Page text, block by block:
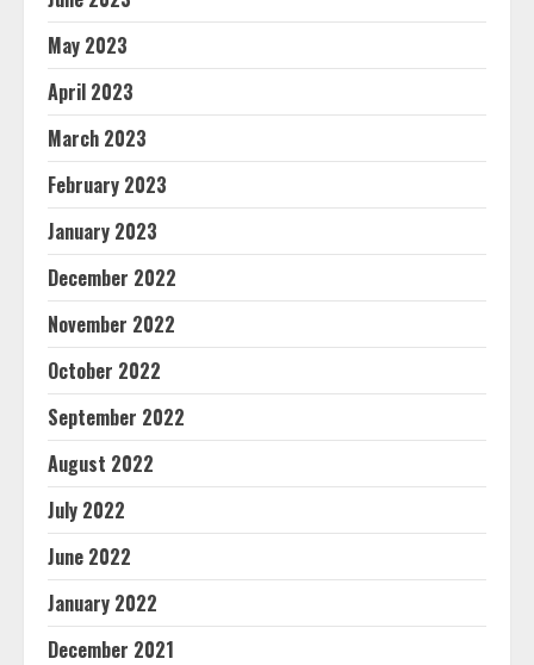
May 2023
April 2023
March 2023
February 2023
January 2023
December 2022
November 2022
October 2022
September 2022
August 2022
July 2022
June 2022
January 2022
December 2021